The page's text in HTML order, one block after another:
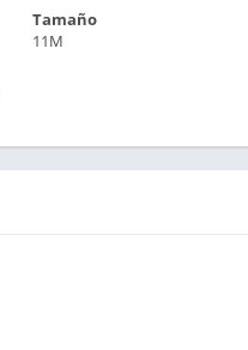
Tamaño
11M